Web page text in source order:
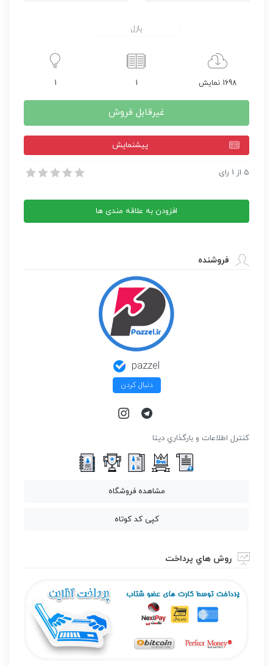
پازل
1698 نمایش 1
1
غیرقابل فروش
پيشنمايش
قالب وردپرس Setsail
5 از 1 رای
افزودن به علاقه مندی ها
فروشنده
pazzel
دنبال کردن
كنترل اطلاعات و بارگذاري ديتا
مشاهده فروشگاه
کپی کد کوتاه
روش هاي پرداخت